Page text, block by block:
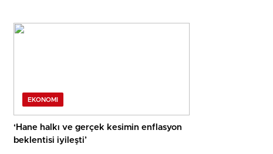
EKONOMI
‘Hane halkı ve gerçek kesimin enflasyon
beklentisi iyileşti’